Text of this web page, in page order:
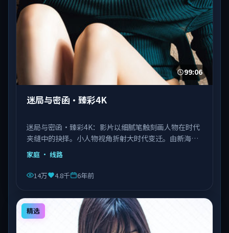
99:06
迷局与密函·臻彩4K
迷局与密函·臻彩4K：影片以细腻笔触刻画人物在时代
夹缝中的抉择。小人物视角折射大时代变迁。由新海诚
执导，刘德华、王景春、王凯等主演，泰国出品，类型
为家庭。
家庭 · 线路
14万 4.8千 6年前
精选